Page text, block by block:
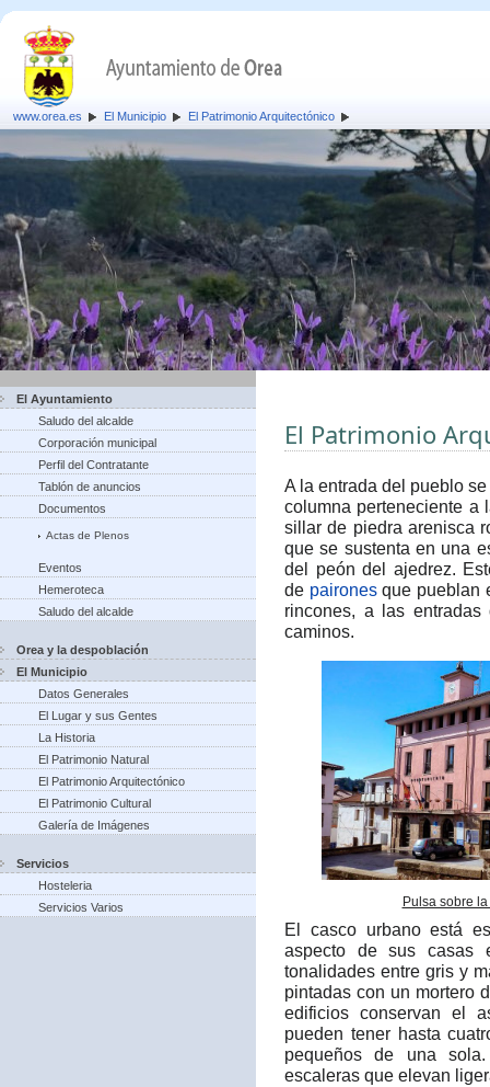
www.orea.es El Municipio El Patrimonio Arquitectónico
El Ayuntamiento
Saludo del alcalde
Corporación municipal
Perfil del Contratante
Tablón de anuncios
Documentos
Actas de Plenos
Eventos
Hemeroteca
Saludo del alcalde
Orea y la despoblación
El Municipio
Datos Generales
El Lugar y sus Gentes
La Historia
El Patrimonio Natural
El Patrimonio Arquitectónico
El Patrimonio Cultural
Galería de Imágenes
Servicios
Hosteleria
Servicios Varios
El Patrimonio
A la entrada del pueblo
columna perteneciente a
sillar de piedra arenisca
que se sustenta en una
del peón del ajedrez.​
de paironesque pueblan
rincones, a las
caminos.
Pulsa sobre
El casco urbano está
aspecto de sus casas
tonalidades entre gris y
pintadas con un mortero
edificios conservan el
pueden tener hasta
pequeños de una
escaleras que elevan